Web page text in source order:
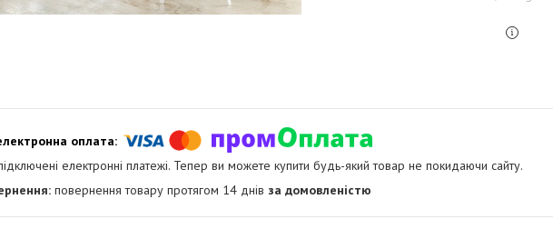
електронні платежі. Тепер ви можете купити будь-який товар не покидаючи сайту.
повернення товару протягом 14 днів за домовленістю